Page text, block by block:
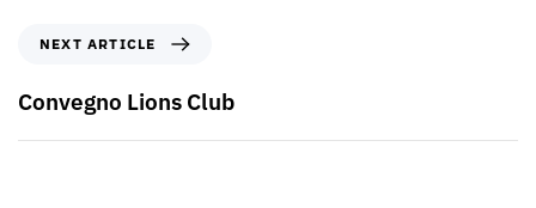
NEXT ARTICLE
Convegno Lions Club